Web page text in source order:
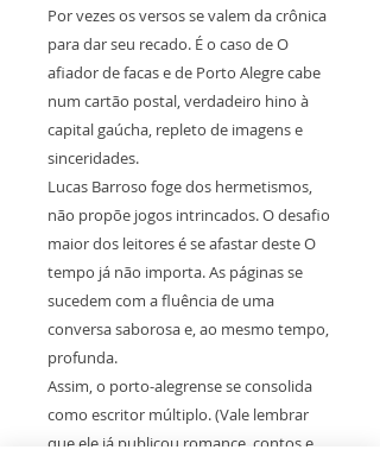
Por vezes os versos se valem da crônica
para dar seu recado. É o caso de O
afiador de facas e de Porto Alegre cabe
num cartão postal, verdadeiro hino à
capital gaúcha, repleto de imagens e
sinceridades.
Lucas Barroso foge dos hermetismos,
não propõe jogos intrincados. O desafio
maior dos leitores é se afastar deste O
tempo já não importa. As páginas se
sucedem com a fluência de uma
conversa saborosa e, ao mesmo tempo,
profunda.
Assim, o porto-alegrense se consolida
como escritor múltiplo. (Vale lembrar
que ele já publicou romance, contos e